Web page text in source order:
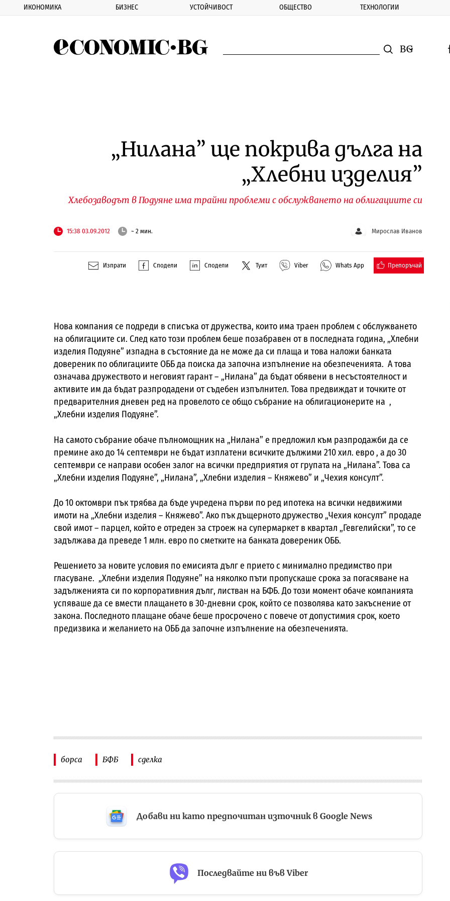
ИКОНОМИКА БИЗНЕС УСТОЙЧИВОСТ ОБЩЕСТВО ТЕХНОЛОГИИ
Смяна на
„Нилана” ще покрива дълга на
„Хлебни изделия”
Хлебозаводът в Подуяне има трайни проблеми с обслужването на облигациите си
15:38 03.09.2012 ~ 2 мин. Мирослав Иванов
Изпрати Сподели Сподели Туит Viber Whats App Препоръчай
Нова компания се подреди в списъка от дружества, които има траен проблем с обслужването
на облигациите си. След като този проблем беше позабравен от в последната година, „Хлебни
изделия Подуяне” изпадна в състояние да не може да си плаща и това наложи банката
довереник по облигациите ОББ да поиска да започна изпълнение на обезпеченията. А това
означава дружеството и неговият гарант – „Нилана” да бъдат обявени в несъстоятелност и
активите им да бъдат разпродадени от съдебен изпълнител. Това предвиждат и точките от
предварителния дневен ред на провелото се общо събрание на облигационерите на ,
„Хлебни изделия Подуяне”.
На самото събрание обаче пълномощник на „Нилана” е предложил към разпродажби да се
премине ако до 14 септември не бъдат изплатени всичките дължими 210 хил. евро , а до 30
септември се направи особен залог на всички предприятия от групата на „Нилана”. Това са
„Хлебни изделия Подуяне”, „Нилана”, „Хлебни изделия – Княжево” и „Чехия консулт”.
До 10 октомври пък трябва да бъде учредена първи по ред ипотека на всички недвижими
имоти на „Хлебни изделия – Княжево”. Ако пък дъщерното дружество „Чехия консулт” продаде
свой имот – парцел, който е отреден за строеж на супермаркет в квартал „Гевгелийски”, то се
задължава да преведе 1 млн. евро по сметките на банката довереник ОББ.
Решението за новите условия по емисията дълг е прието с минимално предимство при
гласуване. „Хлебни изделия Подуяне” на няколко пъти пропускаше срока за погасяване на
задълженията си по корпоративния дълг, листван на БФБ. До този момент обаче компанията
успяваше да се вмести плащането в 30-дневни срок, който се позволява като закъснение от
закона. Последното плащане обаче беше просрочено с повече от допустимия срок, което
предизвика и желанието на ОББ да започне изпълнение на обезпеченията.
борса БФБ сделка
Добави ни като предпочитан източник в Google News
Последвайте ни във Viber